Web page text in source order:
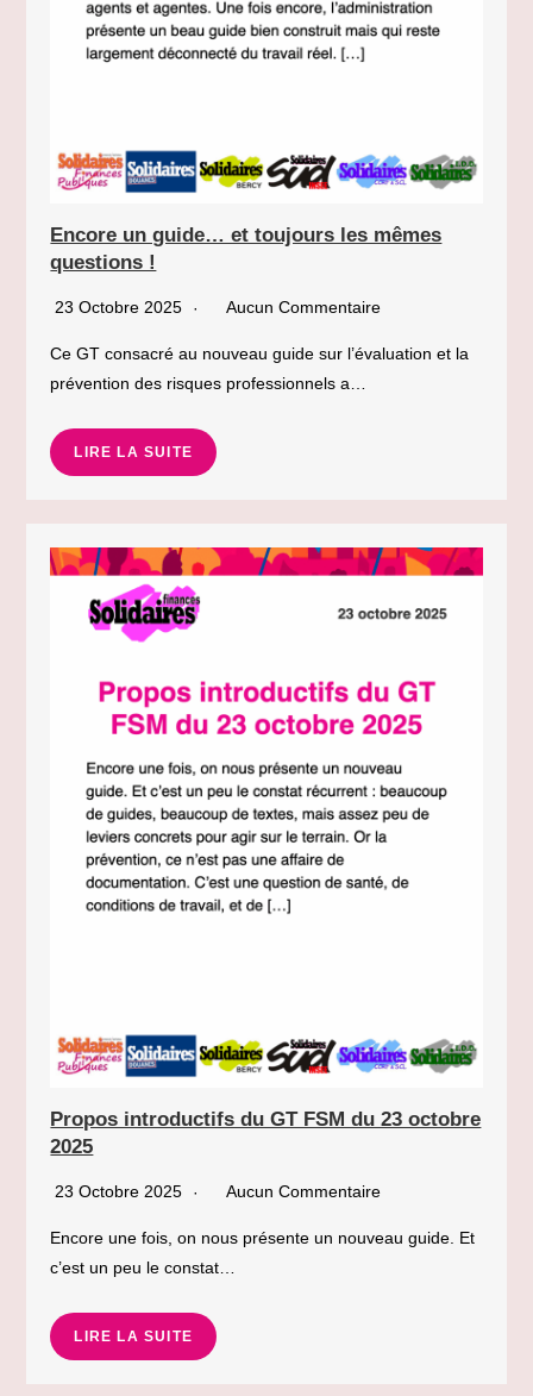
Encore un guide… et toujours les mêmes
questions !
23 Octobre 2025 Aucun Commentaire
Ce GT consacré au nouveau guide sur l’évaluation et la
prévention des risques professionnels a…
LIRE LA SUITE
Propos introductifs du GT FSM du 23 octobre
2025
23 Octobre 2025 Aucun Commentaire
Encore une fois, on nous présente un nouveau guide. Et
c’est un peu le constat…
LIRE LA SUITE